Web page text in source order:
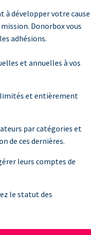
à développer votre cause
Donorbox vous
adhésions.
et annuelles à vos
et entièrement
par catégories et
de ces dernières.
leurs comptes de
le statut des